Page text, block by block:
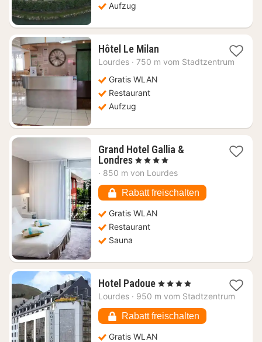
Aufzug
Hôtel Le Milan1
Nacht
Lourdes · 750 m vom Stadtzentrum
Gratis WLAN
Restaurant
Aufzug
Grand Hotel Gallia &
Londres1
Nacht
121,49
€
, 4 Sterne
· 850 m von Lourdes
Rabatt freischalten
Gratis WLAN
Restaurant
Sauna
Hotel Padoue1
Nacht
87,91
€
, 4 Sterne
Lourdes · 950 m vom Stadtzentrum
Rabatt freischalten
Gratis WLAN